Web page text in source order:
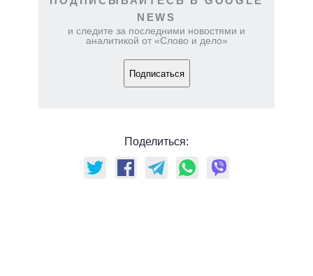
NEWS
и следите за последними новостями и
аналитикой от «Слово и дело»
Подписаться
Поделиться: